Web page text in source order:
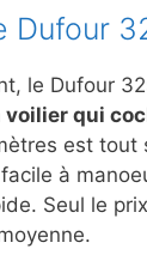
Dufour
le Dufour
voilier qui
est tout
à
Seul le